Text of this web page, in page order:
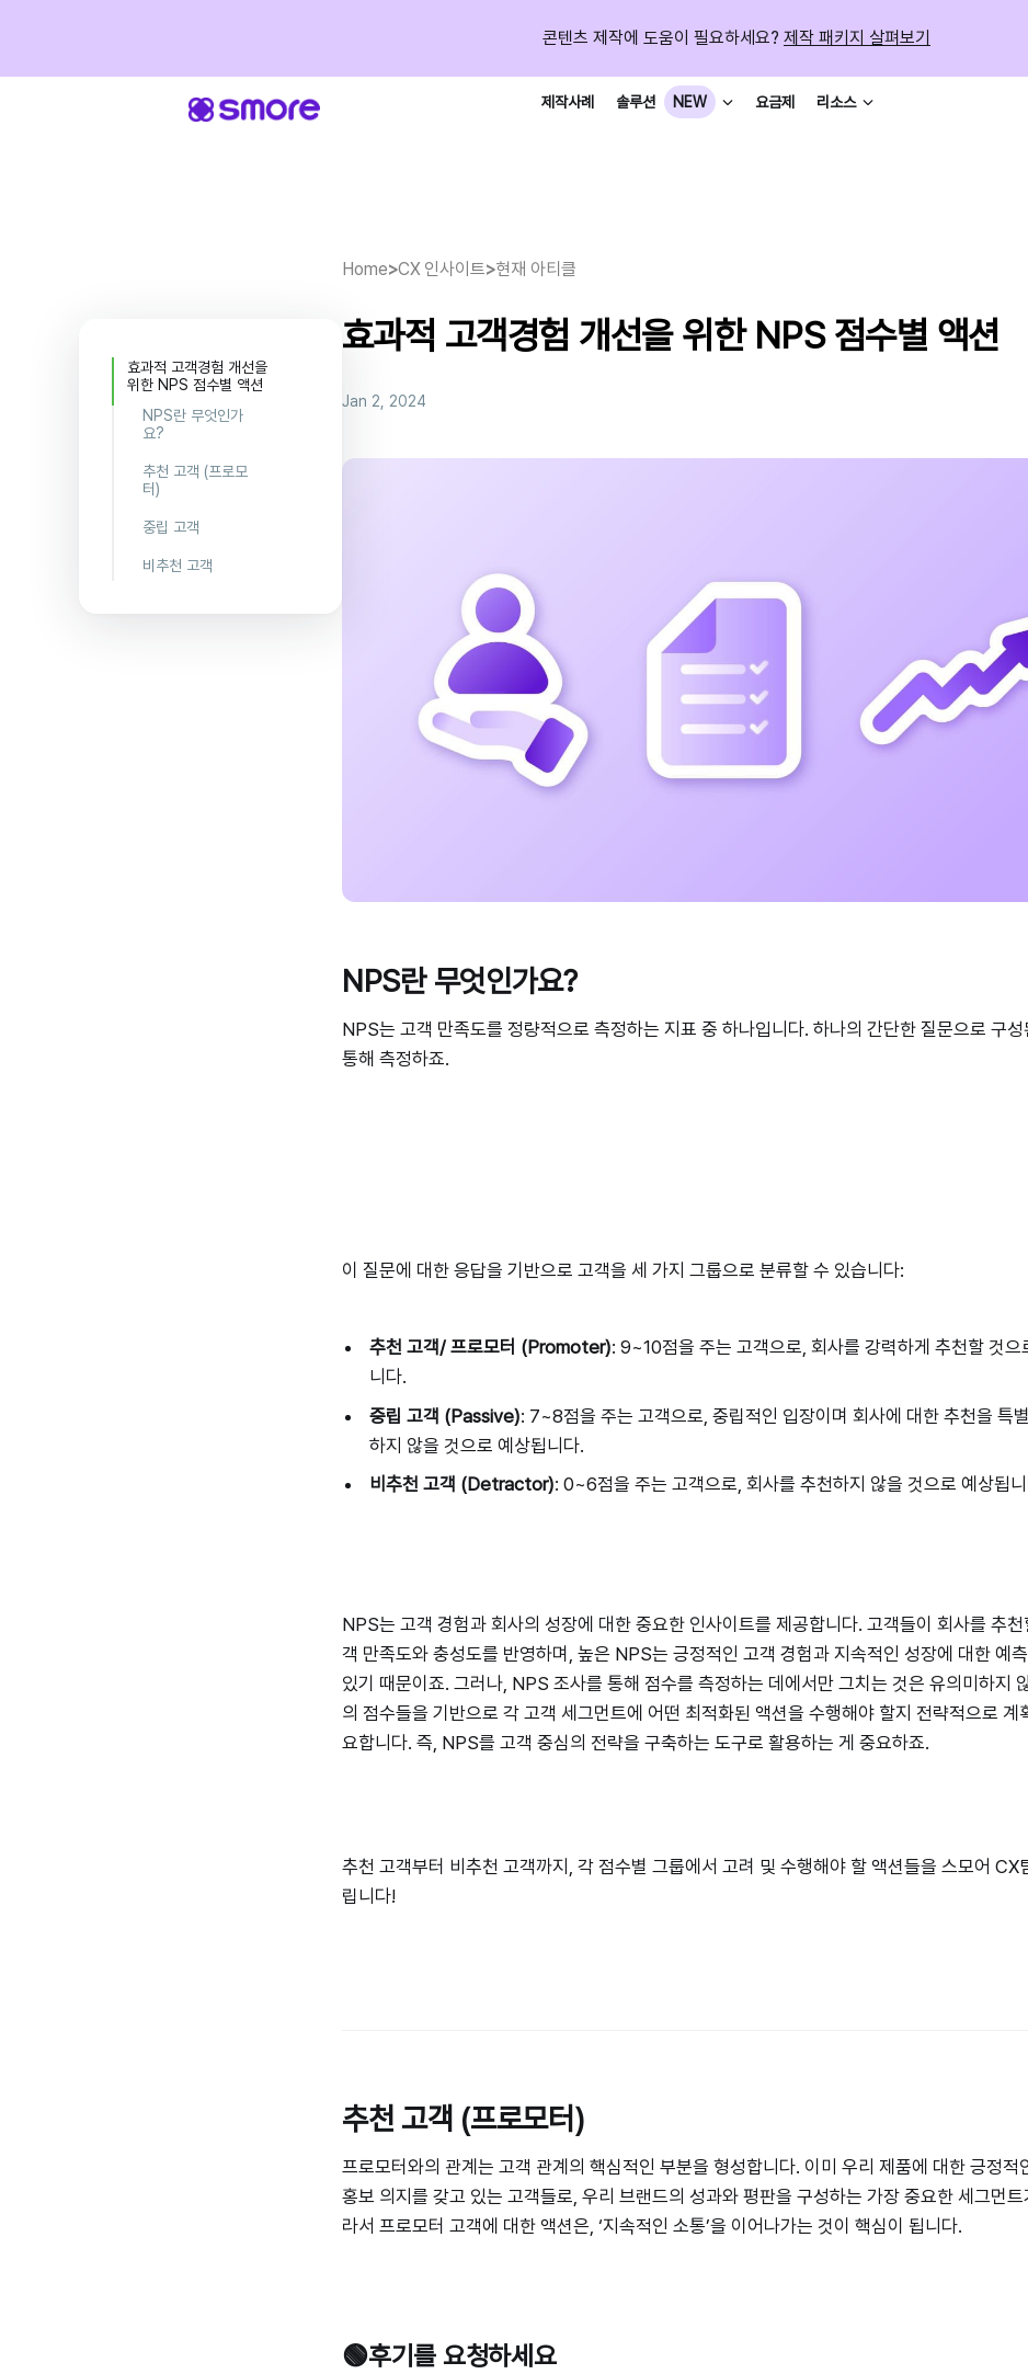
콘텐츠 제작에 도움이 필요하세요? 제작 패키지 살펴보기
제작사례 솔루션 NEW 요금제 리소스
효과적 고객경험 개선을
위한 NPS 점수별 액션
NPS란 무엇인가
요?
추천 고객 (프로모
터)
🟢후기를 요
청하세요
🟢멤버십 프
해 안내하세
중립 고객
🟢 피드백 루
프를 만드세
비추천 고객
을 위한 최적
Home>CX 인사이트>현재 아티클
효과적 고객경험 개선을 위한 NPS 점수별 액션
Jan 2, 2024
NPS란 무엇인가요?
NPS는 고객 만족도를 정량적으로 측정하는 지표 중 하나입니다. 하나의 간단한 질문으로 구
통해 측정하죠.
이 질문에 대한 응답을 기반으로 고객을 세 가지 그룹으로 분류할 수 있습니다:
추천 고객/ 프로모터 (Promoter): 9~10점을 주는 고객으로, 회사를 강력하게 추천할 것으
니다.
중립 고객 (Passive): 7~8점을 주는 고객으로, 중립적인 입장이며 회사에 대한 추천을 특
하지 않을 것으로 예상됩니다.
비추천 고객 (Detractor): 0~6점을 주는 고객으로, 회사를 추천하지 않을 것으로 예상됩
NPS는 고객 경험과 회사의 성장에 대한 중요한 인사이트를 제공합니다. 고객들이 회사를 추
객 만족도와 충성도를 반영하며, 높은 NPS는 긍정적인 고객 경험과 지속적인 성장에 대한 예
있기 때문이죠. 그러나, NPS 조사를 통해 점수를 측정하는 데에서만 그치는 것은 유의미하지
의 점수들을 기반으로 각 고객 세그먼트에 어떤 최적화된 액션을 수행해야 할지 전략적으로 계
요합니다. 즉, NPS를 고객 중심의 전략을 구축하는 도구로 활용하는 게 중요하죠.
추천 고객부터 비추천 고객까지, 각 점수별 그룹에서 고려 및 수행해야 할 액션들을 스모어 CX
립니다!
추천 고객 (프로모터)
프로모터와의 관계는 고객 관계의 핵심적인 부분을 형성합니다. 이미 우리 제품에 대한 긍정적
홍보 의지를 갖고 있는 고객들로, 우리 브랜드의 성과와 평판을 구성하는 가장 중요한 세그먼
라서 프로모터 고객에 대한 액션은, ‘지속적인 소통’을 이어나가는 것이 핵심이 됩니다.
🟢후기를 요청하세요